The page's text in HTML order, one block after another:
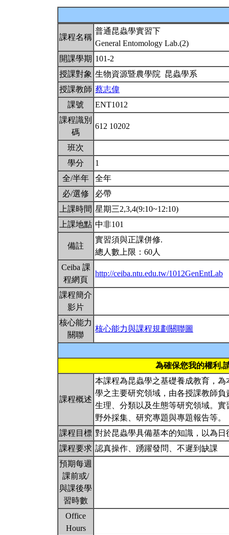
課程名稱
普通昆蟲學實習下
General Entomology Lab.(2)
開課學期 101-2
授課對象 生物資源暨農學院 昆蟲學系
授課教師 蔡志偉
課號
ENT1012
課程識別
碼
612 10202
班次
學分
1
全/半年
全年
必/選修
必帶
上課時間 星期三2,3,4(9:10~12:10)
上課地點 中非101
備註
實習須與正課併修.
總人數上限：60人
Ceiba 課
程網頁
http://ceiba.ntu.edu.tw/1012GenEntLab
課程簡介
影片
核心能力
關聯
核心能力與課程規劃關聯圖
為確保您我的權利,
課程概述
本課程為昆蟲學之基礎養成教育，
學之主要研究領域，由各授課教師
生理、分類以及生態等研究領域。
野外採集、研究專題與專題報告等
課程目標 對於昆蟲學具備基本的知識，以為
課程要求 認真操作、踴躍發問、不遲到缺課
預期每週
課前或/
與課後學
習時數
Office
Hours